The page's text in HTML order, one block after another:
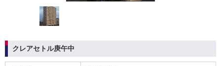
クレアセトル庚午中